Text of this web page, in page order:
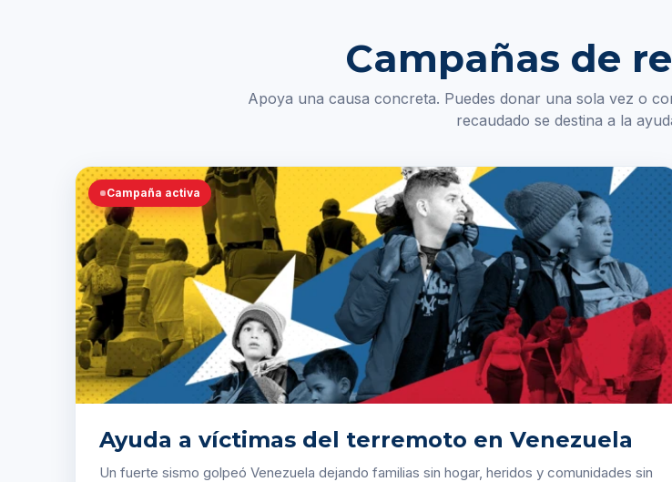
Campañas de
Apoya una causa concreta. Puedes donar una sola vez o
recaudado se destina a la
Campaña activa
Ayuda a víctimas del terremoto en Venezuela
Un fuerte sismo golpeó Venezuela dejando familias sin hogar, heridos y comunidades sin